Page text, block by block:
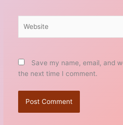
Save my name, email, and
the next time I comment.